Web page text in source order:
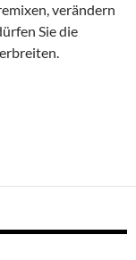
verändern
Sie die